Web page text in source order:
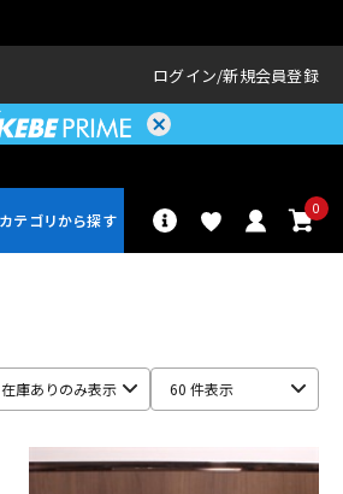
ログイン 新規会員登録
0
エフェクター
在庫ありのみ表示 60 件表示